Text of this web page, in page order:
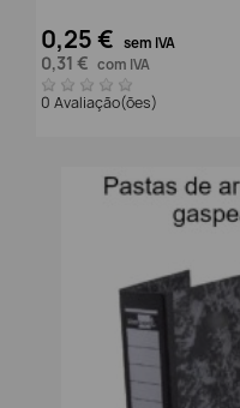
0,25 € sem IVA
0,31 € com IVA
0 Avaliação(ões)